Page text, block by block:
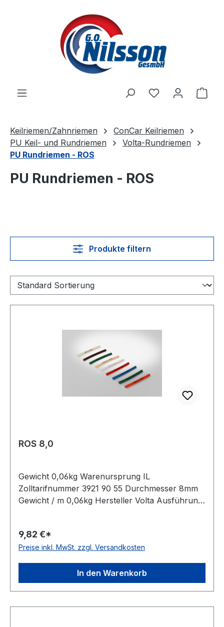
Zum Hauptinhalt springen
Keilriemen/Zahnriemen
ConCar Keilriemen
PU Keil- und Rundriemen
Volta-Rundriemen
PU Rundriemen - ROS
PU Rundriemen - ROS
Produkte filtern
ROS 8,0
Gewicht 0,06kg Warenursprung IL
Zolltarifnummer 3921 90 55 Durchmesser 8mm
Gewicht / m 0,06kg Hersteller Volta Ausführung
m)m FDA-Zulassung ja Zugstrang Polyester
Shorehärte 83° Shore A
9,82 €*
Preise inkl. MwSt. zzgl. Versandkosten
In den Warenkorb